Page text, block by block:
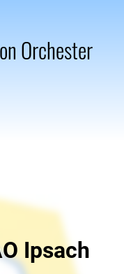
Orchester
Ipsach